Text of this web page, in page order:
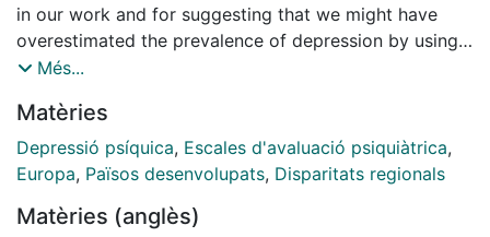
in our work and for suggesting that we might have
overestimated the prevalence of depression by using
the eight-item Patient Health Questionnaire (PHQ-8) in
associated with the use of the PHQ-8, we believe that
further discussion is required.It should be noted that a
study of this size, with a representative sample of 27
feasible using clinical interviews, and the use of an
Més...
Matèries
Depressió psíquica, Escales d'avaluació psiquiàtrica,
Europa, Països desenvolupats, Disparitats regionals
Matèries (anglès)